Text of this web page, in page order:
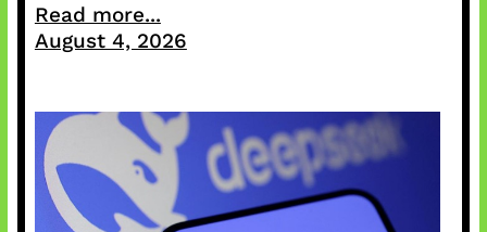
Read more...
August 4, 2026